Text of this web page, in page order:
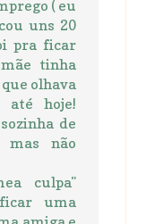
( eu
uns 20
pra ficar
tinha
olhava
até hoje!
de
mas não
culpa"
uma